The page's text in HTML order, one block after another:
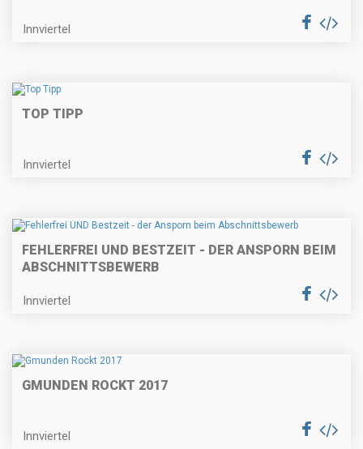
Innviertel
TOP TIPP
Innviertel
FEHLERFREI UND BESTZEIT - DER ANSPORN BEIM
ABSCHNITTSBEWERB
Innviertel
GMUNDEN ROCKT 2017
Innviertel